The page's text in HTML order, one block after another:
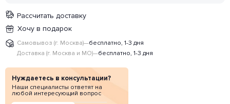
Рассчитать доставку
Хочу в подарок
Самовывоз (г. Москва)—бесплатно, 1-3 дня
Доставка (г. Москва и МО)—бесплатно, 1-3 дня
Нуждаетесь в консультации?
Наши специалисты ответят на
любой интересующий вопрос